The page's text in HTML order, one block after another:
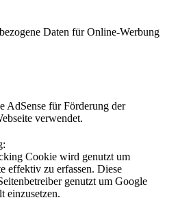
Daten für Online-Werbung
AdSense für Förderung der
verwendet.
Cookie wird genutzt um
effektiv zu erfassen. Diese
genutzt um Google
einzusetzen.